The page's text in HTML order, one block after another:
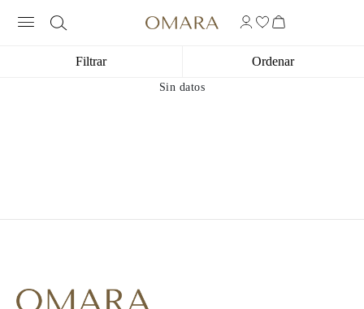
Filtrar Ordenar
Sin datos